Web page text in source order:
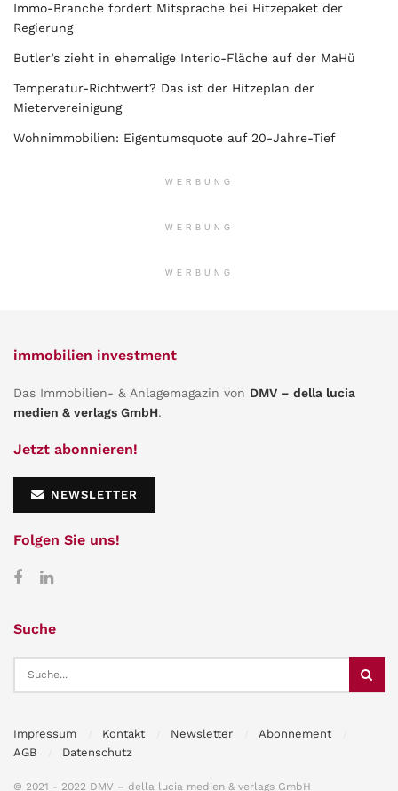
Immo-Branche fordert Mitsprache bei Hitzepaket der
Regierung
Butler’s zieht in ehemalige Interio-Fläche auf der MaHü
Temperatur-Richtwert? Das ist der Hitzeplan der
Mietervereinigung
Wohnimmobilien: Eigentumsquote auf 20-Jahre-Tief
WERBUNG
WERBUNG
WERBUNG
immobilien investment
Das Immobilien- & Anlagemagazin von DMV – della lucia
medien & verlags GmbH.
Jetzt abonnieren!
NEWSLETTER
Folgen Sie uns!
Suche
Impressum Kontakt Newsletter
Abonnement
AGB
Datenschutz
© 2021 - 2022 DMV – della lucia medien & verlags GmbH